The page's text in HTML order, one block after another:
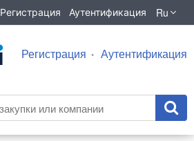
Регистрация Аутентификация Ru
Регистрация Аутентификация